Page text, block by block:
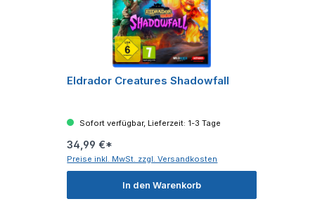
Eldrador Creatures Shadowfall
Sofort verfügbar, Lieferzeit: 1-3 Tage
34,99 €*
Preise inkl. MwSt. zzgl. Versandkosten
In den Warenkorb